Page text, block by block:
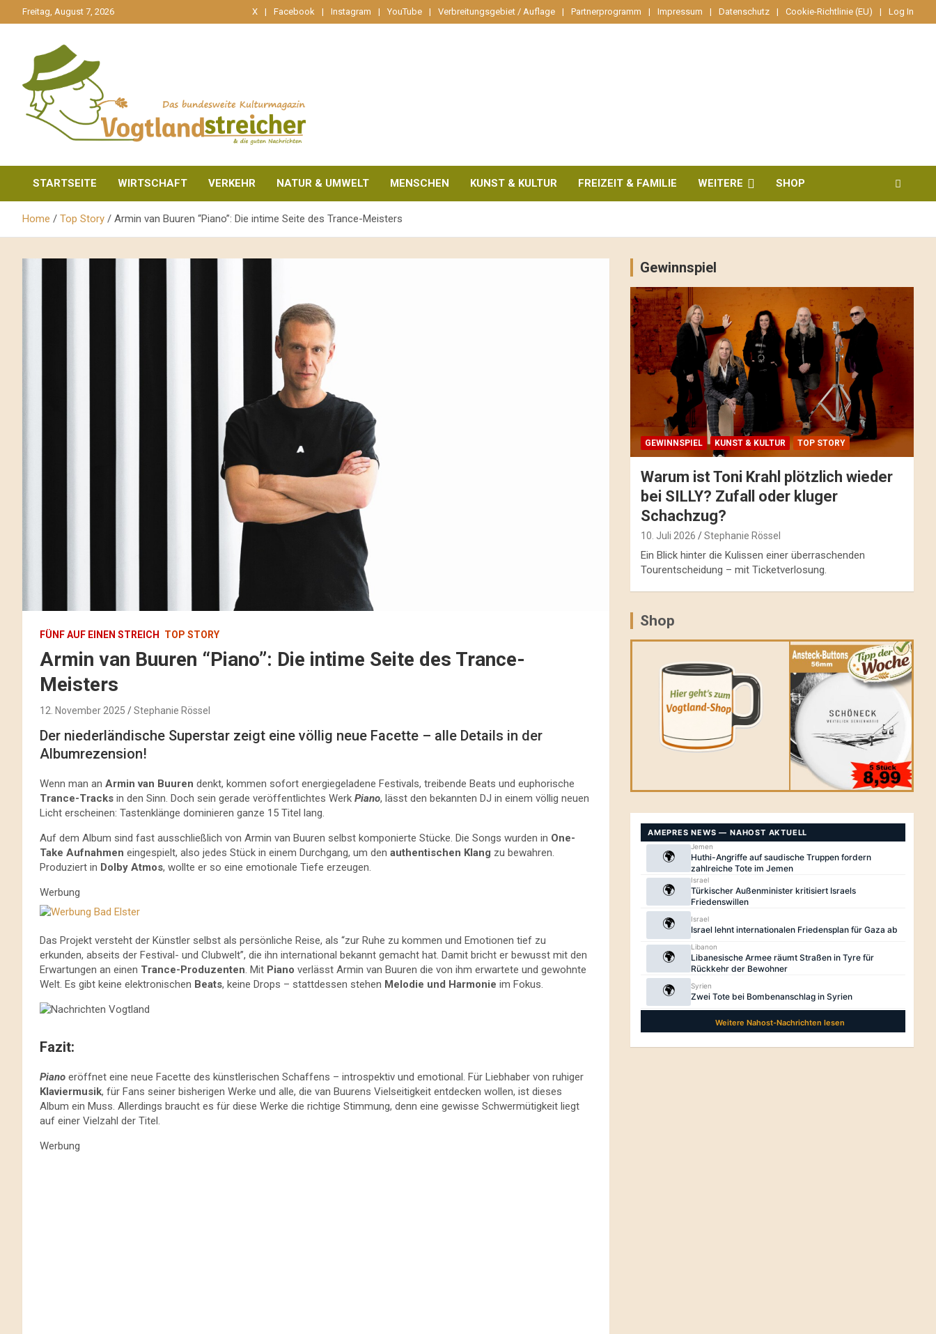
zum
Freitag, August 7, 2026 X Facebook Instagram YouTube Verbreitungsgebiet / Auflage Partnerprogramm Impressum Datenschutz Cookie-Richtlinie (EU) Log In
Vogtlandstreicher
STARTSEITE WIRTSCHAFT VERKEHR NATUR & UMWELT MENSCHEN KUNST & KULTUR FREIZEIT & FAMILIE WEITERE SHOP
Home Top Story Armin van Buuren “Piano”: Die intime Seite des Trance-Meisters
FÜNF AUF EINEN STREICH TOP STORY
Armin van Buuren “Piano”: Die intime Seite des Trance-
Meisters
12. November 2025 Stephanie Rössel
Der niederländische Superstar zeigt eine völlig neue Facette – alle Details in der
Albumrezension!
Wenn man an Armin van Buuren denkt, kommen sofort energiegeladene Festivals, treibende Beats und euphorische
Trance-Tracks in den Sinn. Doch sein gerade veröffentlichtes Werk Piano, lässt den bekannten DJ in einem völlig neuen
Licht erscheinen: Tastenklänge dominieren ganze 15 Titel lang.
Auf dem Album sind fast ausschließlich von Armin van Buuren selbst komponierte Stücke. Die Songs wurden in One-
Take Aufnahmen eingespielt, also jedes Stück in einem Durchgang, um den authentischen Klang zu bewahren.
Produziert in Dolby Atmos, wollte er so eine emotionale Tiefe erzeugen.
Werbung
Das Projekt versteht der Künstler selbst als persönliche Reise, als “zur Ruhe zu kommen und Emotionen tief zu
erkunden, abseits der Festival- und Clubwelt”, die ihn international bekannt gemacht hat. Damit bricht er bewusst mit den
Erwartungen an einen Trance-Produzenten. Mit Piano verlässt Armin van Buuren die von ihm erwartete und gewohnte
Welt. Es gibt keine elektronischen Beats, keine Drops – stattdessen stehen Melodie und Harmonie im Fokus.
Fazit:
Piano eröffnet eine neue Facette des künstlerischen Schaffens – introspektiv und emotional. Für Liebhaber von ruhiger
Klaviermusik, für Fans seiner bisherigen Werke und alle, die van Buurens Vielseitigkeit entdecken wollen, ist dieses
Album ein Muss. Allerdings braucht es für diese Werke die richtige Stimmung, denn eine gewisse Schwermütigkeit liegt
auf einer Vielzahl der Titel.
Werbung
Gewinnspiel
GEWINNSPIEL KUNST & KULTUR TOP STORY
Warum ist Toni Krahl plötzlich wieder
bei SILLY? Zufall oder kluger
Schachzug?
10. Juli 2026 Stephanie Rössel
Ein Blick hinter die Kulissen einer überraschenden
Tourentscheidung – mit Ticketverlosung.
Shop